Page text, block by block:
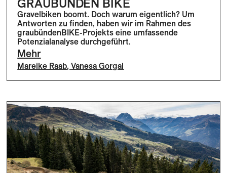
GRAUBÜNDEN BIKE
Gravelbiken boomt. Doch warum eigentlich? Um
Antworten zu finden, haben wir im Rahmen des
graubündenBIKE-Projekts eine umfassende
Potenzialanalyse durchgeführt.
Mehr
Mareike Raab,Vanesa Gorgal